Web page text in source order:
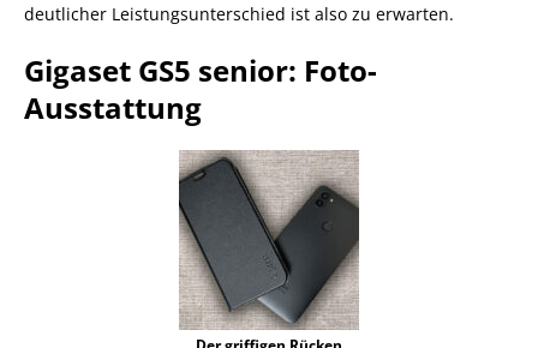
deutlicher Leistungsunterschied ist also zu erwarten.
Gigaset GS5 senior: Foto-
Ausstattung